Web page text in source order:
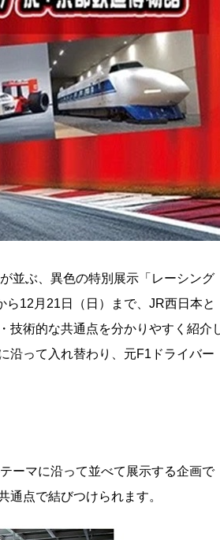
並ぶ、異色の特別展示「レーシング
12月21日（日）まで、JR西日本と
技術的な共通点を分かりやすく紹介
沿って入れ替わり、元F1ドライバー
ーマに沿って並べて展示する企画で
点で結びつけられます。